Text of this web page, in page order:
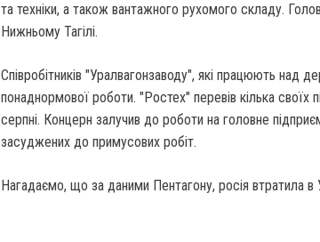
та техніки, а також вантажного рухомого складу.
Нижньому Тагілі.
Співробітників "Уралвагонзаводу", які працюють над
понаднормової роботи. "Ростех" перевів кілька
серпні. Концерн залучив до роботи на головне
засуджених до примусових робіт.
Нагадаємо, що за даними Пентагону, росія втратила в